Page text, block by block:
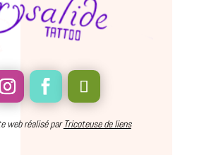
web réalisé parTricoteuse de liens